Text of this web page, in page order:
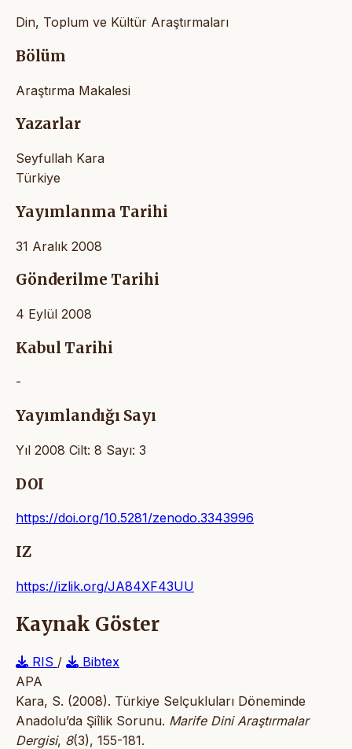
Din, Toplum ve Kültür Araştırmaları
Bölüm
Araştırma Makalesi
Yazarlar
Seyfullah Kara
Türkiye
Yayımlanma Tarihi
31 Aralık 2008
Gönderilme Tarihi
4 Eylül 2008
Kabul Tarihi
-
Yayımlandığı Sayı
Yıl 2008 Cilt: 8 Sayı: 3
DOI
https://doi.org/10.5281/zenodo.3343996
IZ
https://izlik.org/JA84XF43UU
Kaynak Göster
RIS /
Bibtex
APA
Kara, S. (2008). Türkiye Selçukluları Döneminde
Anadolu’da Şiîlik Sorunu. Marife Dini Araştırmalar
Dergisi, 8(3), 155-181.